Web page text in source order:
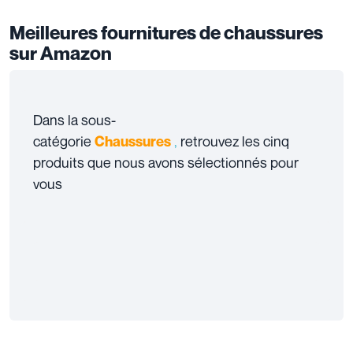
Meilleures fournitures de chaussures
sur Amazon
Dans la sous-
catégorie Chaussures , retrouvez les cinq
produits que nous avons sélectionnés pour
vous